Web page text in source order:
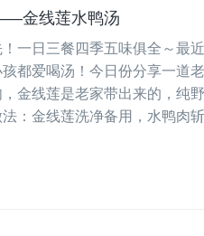
金线莲水鸭汤
一日三餐四季五味俱全～最
都爱喝汤！今日份分享一道
金线莲是老家带出来的，纯
：金线莲洗净备用，水鸭肉